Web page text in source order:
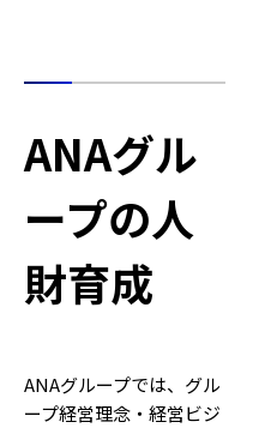
ANAグル
ープの人
財育成
ANAグループでは、グル
ープ経営理念・経営ビジ